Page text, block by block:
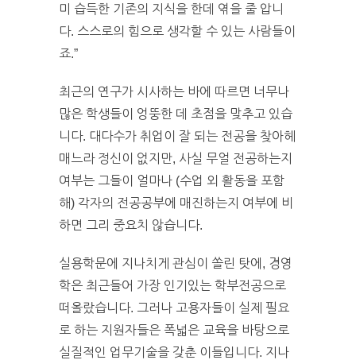
미 습득한 기존의 지식을 한데 엮을 줄 압니
다. 스스로의 힘으로 생각할 수 있는 사람들이
죠.”
최근의 연구가 시사하는 바에 따르면 너무나
많은 학생들이 엉뚱한 데 초점을 맞추고 있습
니다. 대다수가 취업이 잘 되는 전공을 찾아헤
매느라 정신이 없지만, 사실 무얼 전공하는지
여부는 그들이 얼마나 (수업 외 활동을 포함
해) 각자의 전공공부에 매진하는지 여부에 비
하면 그리 중요치 않습니다.
실용학문에 지나치게 관심이 쏠린 탓에, 경영
학은 최근들어 가장 인기있는 학부전공으로
떠올랐습니다. 그러나 고용자들이 실제 필요
로 하는 지원자들은 폭넓은 교육을 바탕으로
실질적인 업무기술을 갖춘 이들입니다. 지나